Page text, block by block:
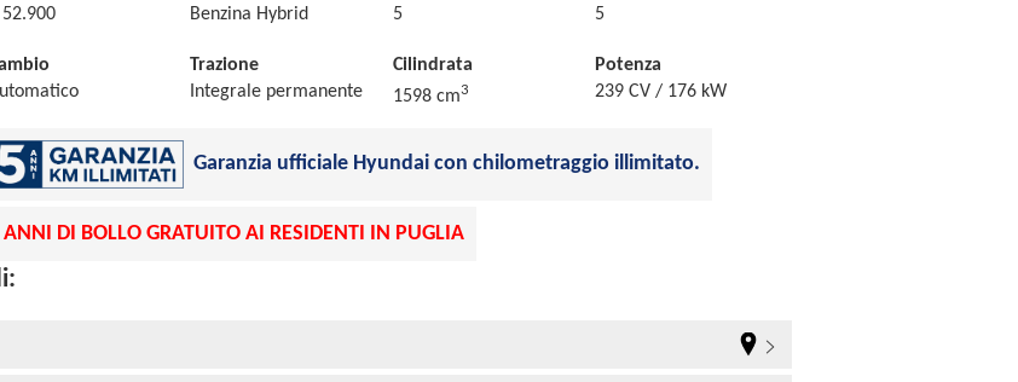
Benzina Hybrid
5
5
Trazione
Integrale permanente
Cilindrata
1598 cm3
Potenza
239 CV / 176 kW
Garanzia ufficiale Hyundai con chilometraggio illimitato.
DI BOLLO GRATUITO AI RESIDENTI IN PUGLIA